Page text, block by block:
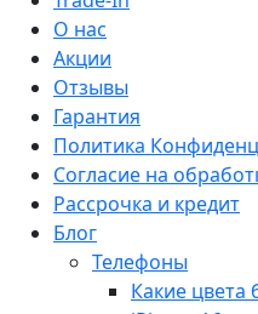
О нас
Акции
Отзывы
Гарантия
Политика
Согласие на
Рассрочка и кредит
Блог
Телефоны
Какие цвета